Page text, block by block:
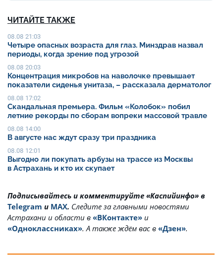
ЧИТАЙТЕ ТАКЖЕ
08.08 21:03
Четыре опасных возраста для глаз. Минздрав назвал
периоды, когда зрение под угрозой
08.08 20:03
Концентрация микробов на наволочке превышает
показатели сиденья унитаза, – рассказала дерматолог
08.08 17:02
Скандальная премьера. Фильм «Колобок» побил
летние рекорды по сборам вопреки массовой травле
08.08 14:00
В августе нас ждут сразу три праздника
08.08 12:01
Выгодно ли покупать арбузы на трассе из Москвы
в Астрахань и кто их скупает
Подписывайтесь и комментируйте «Каспийинфо» в
Telegram и MAX. Cледите за главными новостями
Астрахани и области в «ВКонтакте» и
«Одноклассниках». А также ждём вас в «Дзен».